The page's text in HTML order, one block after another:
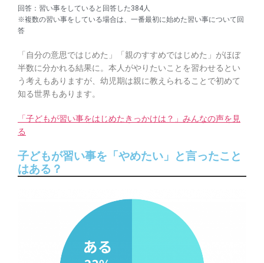
回答：習い事をしていると回答した384人
※複数の習い事をしている場合は、一番最初に始めた習い事について回
答
「自分の意思ではじめた」「親のすすめではじめた」がほぼ
半数に分かれる結果に。本人がやりたいことを習わせるとい
う考えもありますが、幼児期は親に教えられることで初めて
知る世界もあります。
「子どもが習い事をはじめたきっかけは？」みんなの声を見
る
子どもが習い事を「やめたい」と言ったこと
はある？